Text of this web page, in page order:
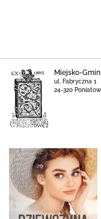
Miejsko-
ul. Fabryczna 1
24-320